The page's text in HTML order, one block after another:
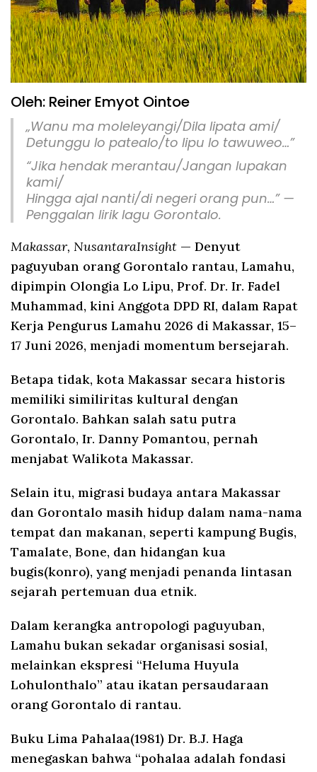
Oleh: Reiner Emyot Ointoe
„Wanu ma moleleyangi/Dila lipata ami/
Detunggu lo patealo/to lipu lo tawuweo…”
“Jika hendak merantau/Jangan lupakan
kami/
Hingga ajal nanti/di negeri orang pun…” —
Penggalan lirik lagu Gorontalo.
Makassar, NusantaraInsight — Denyut
paguyuban orang Gorontalo rantau, Lamahu,
dipimpin Olongia Lo Lipu, Prof. Dr. Ir. Fadel
Muhammad, kini Anggota DPD RI, dalam Rapat
Kerja Pengurus Lamahu 2026 di Makassar, 15–
17 Juni 2026, menjadi momentum bersejarah.
Betapa tidak, kota Makassar secara historis
memiliki similiritas kultural dengan
Gorontalo. Bahkan salah satu putra
Gorontalo, Ir. Danny Pomantou, pernah
menjabat Walikota Makassar.
Selain itu, migrasi budaya antara Makassar
dan Gorontalo masih hidup dalam nama-nama
tempat dan makanan, seperti kampung Bugis,
Tamalate, Bone, dan hidangan kua
bugis(konro), yang menjadi penanda lintasan
sejarah pertemuan dua etnik.
Dalam kerangka antropologi paguyuban,
Lamahu bukan sekadar organisasi sosial,
melainkan ekspresi “Heluma Huyula
Lohulonthalo” atau ikatan persaudaraan
orang Gorontalo di rantau.
Buku Lima Pahalaa(1981) Dr. B.J. Haga
menegaskan bahwa “pohalaa adalah fondasi